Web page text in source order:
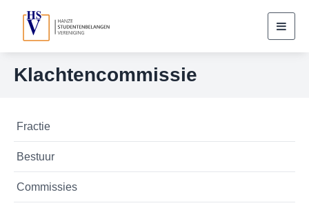
Klachtencommissie
Fractie
Bestuur
Commissies